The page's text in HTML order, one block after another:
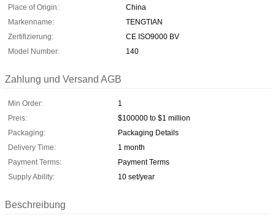
Place of Origin:
China
Markenname:
TENGTIAN
Zertifizierung:
CE ISO9000 BV
Model Number:
140
Zahlung und Versand AGB
Min Order:
1
Preis:
$100000 to $1 million
Packaging:
Packaging Details
Delivery Time:
1 month
Payment Terms:
Payment Terms
Supply Ability:
10 set/year
Beschreibung